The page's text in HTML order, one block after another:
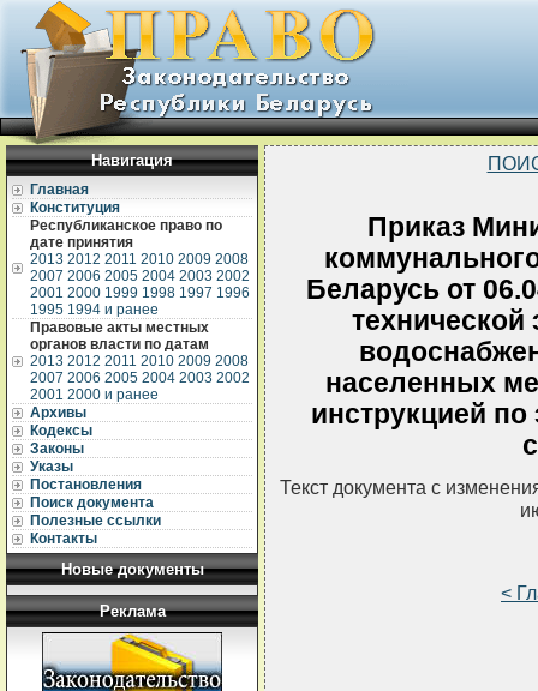
Навигация
Главная
Конституция
Республиканское право по
дате принятия
2013 2012 2011 2010 2009 2008
2007 2006 2005 2004 2003 2002
2001 2000 1999 1998 1997 1996
1995 1994 и ранее
Правовые акты местных
органов власти по датам
2013 2012 2011 2010 2009 2008
2007 2006 2005 2004 2003 2002
2001 2000 и ранее
Архивы
Кодексы
Законы
Указы
Постановления
Поиск документа
Полезные ссылки
Контакты
Новые документы
Реклама
Приказ
Беларусь от
технической
населенных
инструкцией
Текст документа с
<